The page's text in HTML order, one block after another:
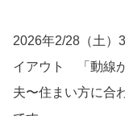
2026年2/28（土
イアウト 「動線
夫〜住まい方に合